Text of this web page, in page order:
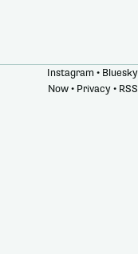
Instagram • Bluesky
Now• Privacy• RSS